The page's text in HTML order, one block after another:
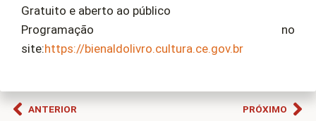
Gratuito e aberto ao público
Programação no
site:https://bienaldolivro.cultura.ce.gov.br
ANTERIOR PRÓXIMO